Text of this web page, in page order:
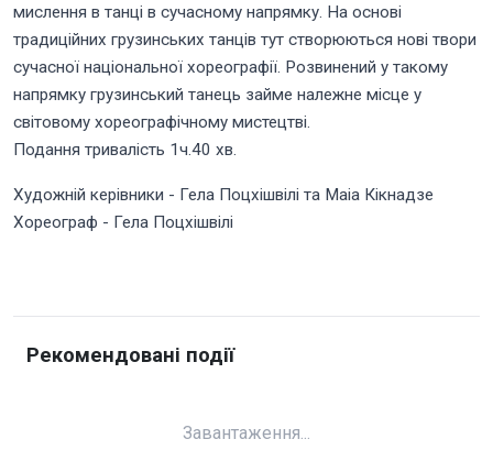
мислення в танці в сучасному напрямку. На основі
традиційних грузинських танців тут створюються нові твори
сучасної національної хореографії. Розвинений у такому
напрямку грузинський танець займе належне місце у
світовому хореографічному мистецтві.
Подання тривалість 1ч.40 хв.
Художній керівники - Гела Поцхішвілі та Маіа Кікнадзе
Хореограф - Гела Поцхішвілі
Рекомендовані події
Завантаження...